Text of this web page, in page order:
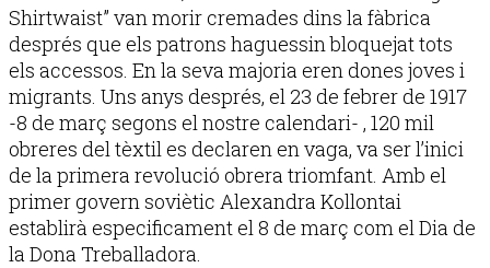
Shirtwaist” van morir cremades dins la fàbrica
després que els patrons haguessin bloquejat tots
els accessos. En la seva majoria eren dones joves i
migrants. Uns anys després, el 23 de febrer de 1917
-8 de març segons el nostre calendari- , 120 mil
obreres del tèxtil es declaren en vaga, va ser l’inici
de la primera revolució obrera triomfant. Amb el
primer govern soviètic Alexandra Kollontai
establirà especificament el 8 de març com el Dia de
la Dona Treballadora.